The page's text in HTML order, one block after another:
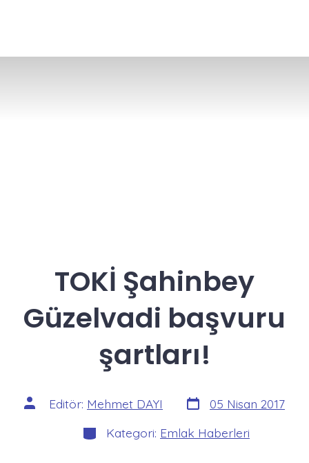
TOKİ Şahinbey
Güzelvadi başvuru
şartları!
Yazının
yazarı
Editör: Mehmet DAYI Yazı
tarihi
05 Nisan 2017
Kategoriler
Kategori: Emlak Haberleri